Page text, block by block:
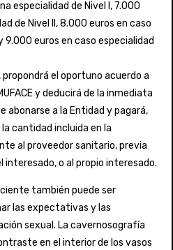
especialidad de Nivel I, 7.000
de Nivel II, 8.000 euros en caso
9.000 euros en caso especialidad
el oportuno acuerdo a
y deducirá de la inmediata
abonarse a la Entidad y pagará,
cantidad incluida en la
al proveedor sanitario, previa
o al propio interesado.
también puede ser
las expectativas y las
sexual. La cavernosografía
en el interior de los vasos